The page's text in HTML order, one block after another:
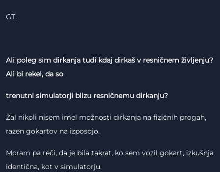
GT.
Ali poleg sim dirkanja tudi kdaj dirkaš v resničnem življenju?
Ali bi rekel, da so
trenutni simulatorji blizu resničnemu dirkanju?
Žal nikoli nisem imel možnosti dirkanja na fizičnih progah,
razen gokartov na izposojo.
Moram pa reči, da je bila takrat, ko sem vozil gokart, izkušnja
identična, kot v simulatorju.